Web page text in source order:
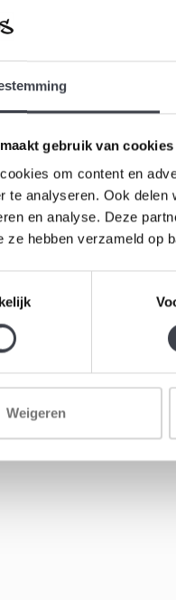
gebruik van cookies
om content en
te analyseren. Ook
en analyse. Deze
ze hebben verzameld op
Weigeren
naar ruimte en
en laat elke reflectie zacht
de vaas telkens
aanwezigheid in het
kristalglas. Kleine variaties